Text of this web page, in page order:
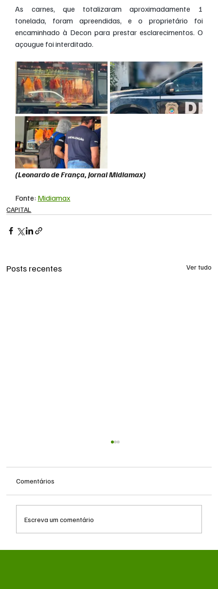
As carnes, que totalizaram aproximadamente 1
tonelada, foram apreendidas, e o proprietário foi
encaminhado à Decon para prestar esclarecimentos. O
açougue foi interditado.
(Leonardo de França, Jornal Midiamax)
Fonte: Midiamax
CAPITAL
Posts recentes Ver tudo
Comentários
Escreva um comentário